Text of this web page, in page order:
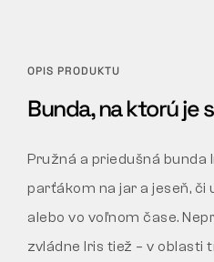
OPIS PRODUKTU
Bunda, na ktorú je
Pružná a priedušná bunda
parťákom na jar a jeseň, či
alebo vo voľnom čase.
zvládne Iris tiež – v oblasti